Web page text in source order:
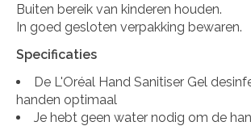
Buiten bereik van kinderen houden.
In goed gesloten verpakking bewaren.
Specificaties
De L'Oréal Hand Sanitiser Gel
handen optimaal
Je hebt geen water nodig om de